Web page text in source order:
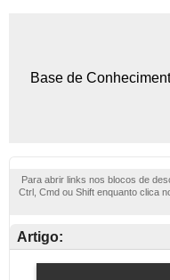
Base de
Para abrir links nos blocos de
Ctrl, Cmd ou Shift enquanto clica
Artigo: